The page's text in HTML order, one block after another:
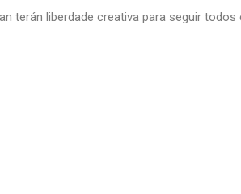
terán liberdade creativa para seguir todos